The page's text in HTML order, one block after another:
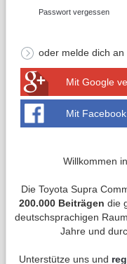
Passwort vergessen
oder melde dich an
Mit Google
Mit
Willkommen
Die Toyota Supra
200.000 Beiträgen die
deutschsprachigen
Jahre und
Unterstütze uns und